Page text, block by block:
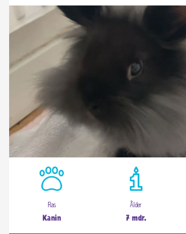
Ras
Kanin
Ålder
7 mdr.